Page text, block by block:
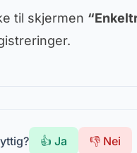
til skjermen
👍 Ja 👎 Nei